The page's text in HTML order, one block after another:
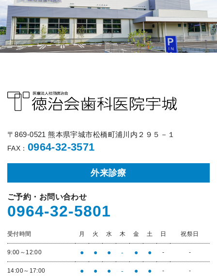
〒869-0521 熊本県宇城市松橋町浦川内２９５－１
FAX： 0964-32-3571
外来診療
ご予約・お問い合わせ
0964-32-5801
受付時間 月 火 水 木 金 土 日 祝祭日
9:00～12:00 ● ● ● - ● ● - -
14:00～17:00 ● ● ● - ● ● - -